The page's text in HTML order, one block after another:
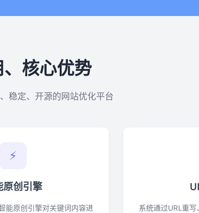
核心优势
稳定、开源的网站优化平台
⚡
原创引擎
能原创引擎对关键词内容进
系统通过URL重